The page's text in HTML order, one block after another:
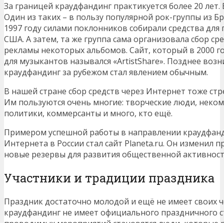
За границей краудфандинг практикуется более 20
Один из таких – в пользу популярной рок-группы из
1997 году силами поклонников собирали средства
США. А затем, та же группа сама организовала сбор
рекламы некоторых альбомов. Сайт, который в 2000
для музыкантов назывался «ArtistShare». Позднее
краудфандинг за рубежом стал явлением обычным.
В нашей стране сбор средств через Интернет тоже
Им пользуются очень многие: творческие люди,
политики, коммерсанты и много, кто ещё.
Примером успешной работы в направлении
Интернета в России стал сайт Planeta.ru. Он изменил
новые резервы для развития общественной
Участники и традиции праздника
Праздник достаточно молодой и ещё не имеет своих
краудфандинг не имеет официального праздничного